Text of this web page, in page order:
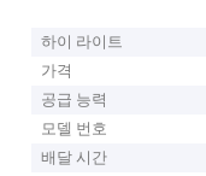
하이 라이트
가격
공급 능력
모델 번호
배달 시간